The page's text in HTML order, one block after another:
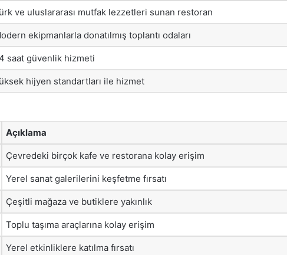
ve uluslararası mutfak lezzetleri sunan restoran
ekipmanlarla donatılmış toplantı odaları
saat güvenlik hizmeti
hijyen standartları ile hizmet
Açıklama
Çevredeki birçok kafe ve restorana kolay erişim
Yerel sanat galerilerini keşfetme fırsatı
Çeşitli mağaza ve butiklere yakınlık
Toplu taşıma araçlarına kolay erişim
Yerel etkinliklere katılma fırsatı